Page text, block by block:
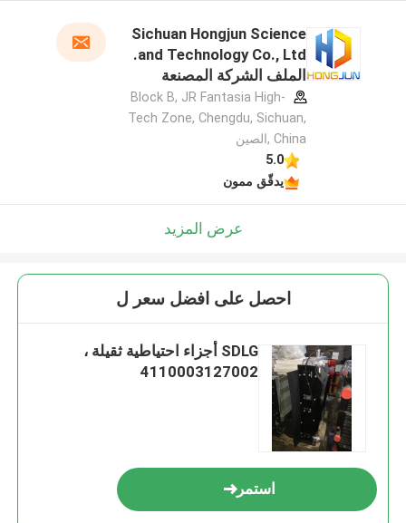
Sichuan Hongjun Science
and Technology Co., Ltd.
الملف الشركة المصنعة
Block B, JR Fantasia High-
Tech Zone, Chengdu, Sichuan,
China ,الصين
5.0
يدقّق ممون
عرض المزيد
احصل على افضل سعر ل
SDLG أجزاء احتياطية ثقيلة ،
4110003127002
استمر